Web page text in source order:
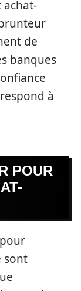
achat-
de
banques
à
POUR
sont